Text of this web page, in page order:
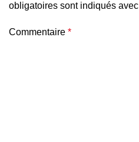
obligatoires sont indiqués avec
Commentaire *